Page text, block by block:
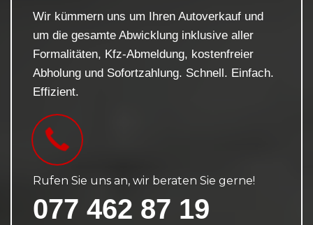
Wir kümmern uns um Ihren Autoverkauf und
um die gesamte Abwicklung inklusive aller
Formalitäten, Kfz-Abmeldung, kostenfreier
Abholung und Sofortzahlung. Schnell. Einfach.
Effizient.
Rufen Sie uns an, wir beraten Sie gerne!
077 462 87 19